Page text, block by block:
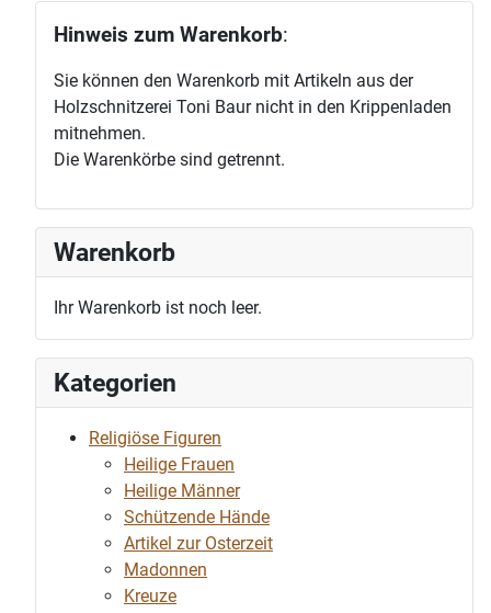
Hinweis zum Warenkorb:
Sie können den Warenkorb mit Artikeln aus der
Holzschnitzerei Toni Baur nicht in den Krippenladen
mitnehmen.
Die Warenkörbe sind getrennt.
Warenkorb
Ihr Warenkorb ist noch leer.
Kategorien
Religiöse Figuren
Heilige Frauen
Heilige Männer
Schützende Hände
Artikel zur Osterzeit
Madonnen
Kreuze